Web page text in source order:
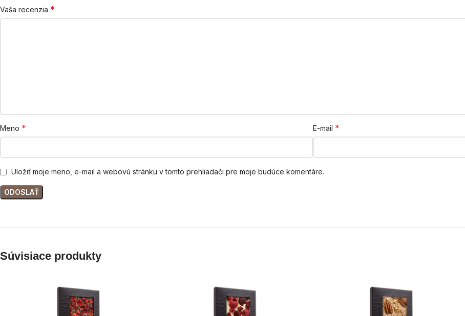
Vaša recenzia *
Meno * E-mail *
Uložiť moje meno, e-mail a webovú stránku v tomto prehliadači pre moje budúce komentáre.
Súvisiace produkty